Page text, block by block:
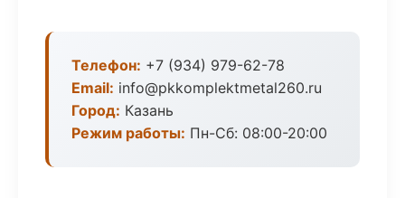
Телефон: +7 (934) 979-62-78
Email: info@pkkomplektmetal260.ru
Город: Казань
Режим работы: Пн-Сб: 08:00-20:00